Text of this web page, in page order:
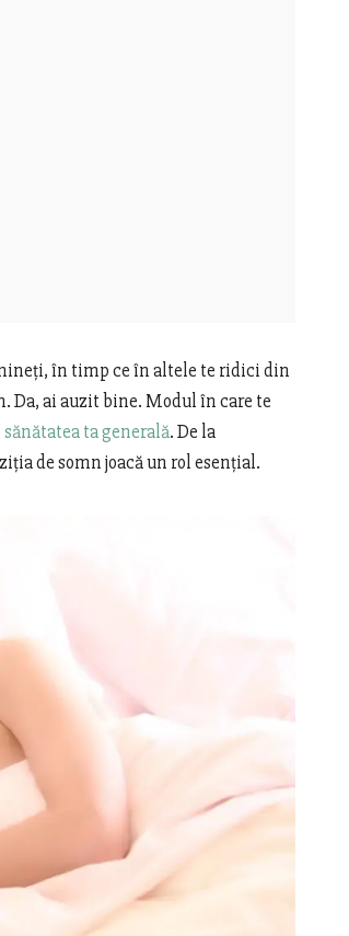
în timp ce în altele te ridici din
Da, ai auzit bine. Modul în care te
sănătatea ta generală. De la
de somn joacă un rol esențial.